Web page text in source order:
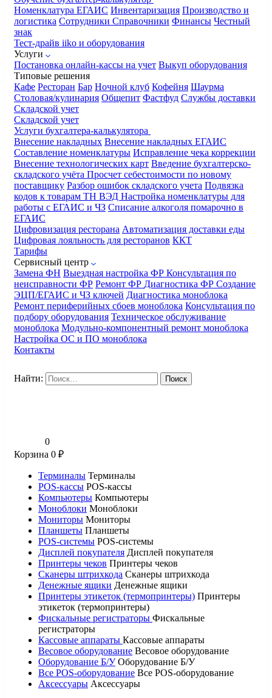
Номенклатура ЕГАИС Инвентаризация Производство и
логистика Сотрудники Справочники Финансы Честный
знак
Тест-драйв iiko и оборудования
Услуги
Постановка онлайн-кассы на учет Выкуп оборудования
Типовые решения
Кафе Ресторан Бар Ночной клуб Кофейня Шаурма
Столовая/кулинария Общепит Фастфуд Службы доставки
Складской учет
Складской учет
Услуги бухгалтера-калькулятора
Внесение накладных Внесение накладных ЕГАИС
Составление номенклатуры Исправление чека коррекции
Внесение технологических карт Введение бухгалтерско-
складского учёта Просчет себестоимости по новому
поставщику Разбор ошибок складского учета Подвязка
кодов к товарам ТН ВЭД Настройка номенклатуры для
работы с ЕГАИС и ЧЗ Списание алкоголя помарочно в
ЕГАИС
Цифровизация ресторана Автоматизация доставки еды
Цифровая лояльность для ресторанов ККТ
Тарифы
Сервисный центр
Замена ФН Выездная настройка ФР Консультация по
неисправности ФР Ремонт ФР Диагностика ФР Создание
ЭЦП/ЕГАИС и ЧЗ ключей Диагностика моноблока
Ремонт периферийных сбоев моноблока Консультация по
подбору оборудования Техническое обслуживание
моноблока Модульно-компонентный ремонт моноблока
Настройка ОС и ПО моноблока
Контакты
Найти:
0
Корзина 0 ₽
Терминалы Терминалы
POS-кассы POS-кассы
Компьютеры Компьютеры
Моноблоки Моноблоки
Мониторы Мониторы
Планшеты Планшеты
POS-системы POS-системы
Дисплей покупателя Дисплей покупателя
Принтеры чеков Принтеры чеков
Сканеры штрихкода Сканеры штрихкода
Денежные ящики Денежные ящики
Принтеры этикеток (термопринтеры) Принтеры
этикеток (термопринтеры)
Фискальные регистраторы Фискальные
регистраторы
Кассовые аппараты Кассовые аппараты
Весовое оборудование Весовое оборудование
Оборудование Б/У Оборудование Б/У
Все POS-оборудование Все POS-оборудование
Аксессуары Аксессуары